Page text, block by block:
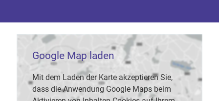
Google Map laden
Mit dem Laden der Karte akzeptieren Sie,
dass die Anwendung Google Maps beim